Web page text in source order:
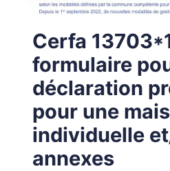
Cerfa
formulaire
déclaration
pour une
individuelle
annexes